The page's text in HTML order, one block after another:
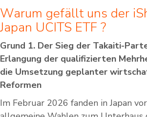
Warum gefällt uns der
Japan UCITS ETF ?
Grund 1. Der Sieg der Takaiti-
Erlangung der qualifizierten
die Umsetzung geplanter
Reformen
Im Februar 2026 fanden in Japan